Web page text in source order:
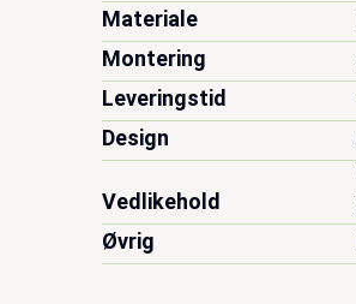
Materiale
Montering
Leveringstid
Design
Vedlikehold
Øvrig